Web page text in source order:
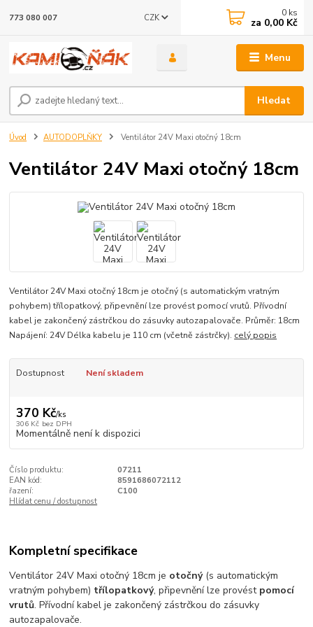
Menu
CZK
Hledat
773 080 007 0 ks
za 0,00 Kč
Úvod AUTODOPLŇKY Ventilátor 24V Maxi otočný 18cm
Ventilátor 24V Maxi otočný 18cm
Ventilátor 24V Maxi otočný 18cm je otočný (s automatickým vratným
pohybem) třílopatkový, připevnění lze provést pomocí vrutů. Přívodní
kabel je zakončený zástrčkou do zásuvky autozapalovače. Průměr: 18cm
Napájení: 24V Délka kabelu je 110 cm (včetně zástrčky). celý popis
Dostupnost Není skladem
370 Kč/ks
306 Kč bez DPH
Momentálně není k dispozici
Číslo produktu:
07211
EAN kód:
8591686072112
řazení:
C100
Hlídat cenu / dostupnost
Kompletní specifikace
Ventilátor 24V Maxi otočný 18cm je otočný(s automatickým
vratným pohybem) třílopatkový, připevnění lze provést pomocí
vrutů. Přívodní kabel je zakončený zástrčkou do zásuvky
autozapalovače.